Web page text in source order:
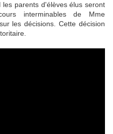
parents d'élèves élus seront
interminables de Mme
les décisions. Cette décision